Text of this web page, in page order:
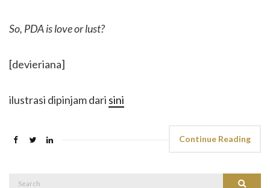
So, PDA is love or lust?
[devieriana]
ilustrasi dipinjam dari sini
Continue Reading
Search